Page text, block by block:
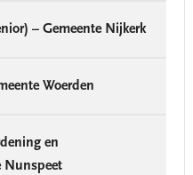
– Gemeente Nijkerk
Woerden
en
Nunspeet